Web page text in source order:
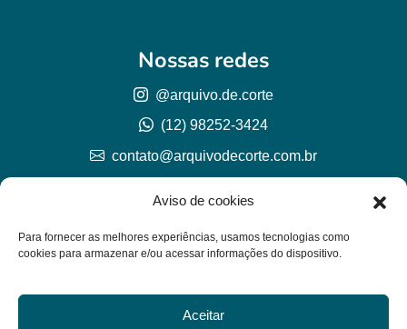
Aviso de cookies
Para fornecer as melhores experiências, usamos tecnologias como
cookies para armazenar e/ou acessar informações do dispositivo.
Aceitar
© Arquivo de corte 2026
Nossas redes
@arquivo.de.corte
(12) 98252-3424
contato@arquivodecorte.com.br